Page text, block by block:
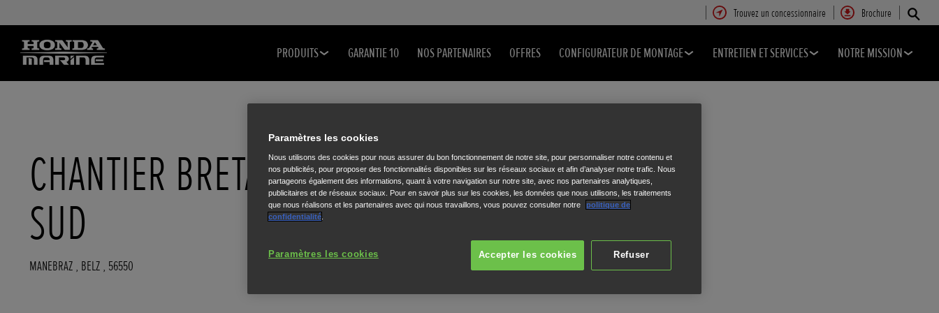
Trouvez un concessionnaire Brochure
PRODUITS GARANTIE 10 NOS PARTENAIRES OFFRES CONFIGURATEUR DE MONTAGE ENTRETIEN ET SERVICES NOTRE MISSION
CHANTIER BRETAGNE
SUD
MANEBRAZ , BELZ , 56550
Paramètres les cookies
Nous utilisons des cookies pour nous assurer du bon fonctionnement de notre site, pour personnaliser notre contenu et
nos publicités, pour proposer des fonctionnalités disponibles sur les réseaux sociaux et afin d’analyser notre trafic. Nous
partageons également des informations, quant à votre navigation sur notre site, avec nos partenaires analytiques,
publicitaires et de réseaux sociaux. Pour en savoir plus sur les cookies, les données que nous utilisons, les traitements
que nous réalisons et les partenaires avec qui nous travaillons, vous pouvez consulter notre
politique de
confidentialité
Refuser
Accepter les cookies
Paramètres les cookies